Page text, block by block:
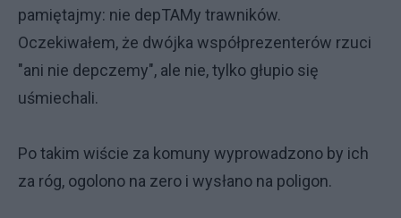
pamiętajmy: nie depTAMy trawników.
Oczekiwałem, że dwójka współprezenterów rzuci
"ani nie depczemy", ale nie, tylko głupio się
uśmiechali.
Po takim wiście za komuny wyprowadzono by ich
za róg, ogolono na zero i wysłano na poligon.